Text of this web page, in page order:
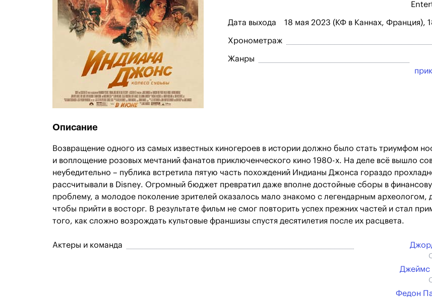
Дата выхода 18 мая 2023 (КФ в Каннах, Франция),
Хронометраж
Жанры
Описание
Возвращение одного из самых известных киногероев в истории должно было стать триумфом
и воплощение розовых мечтаний фанатов приключенческого кино 1980-х. На деле всё вышло
неубедительно – публика встретила пятую часть похождений Индианы Джонса гораздо
рассчитывали в Disney. Огромный бюджет превратил даже вполне достойные сборы в
проблему, а молодое поколение зрителей оказалось мало знакомо с легендарным археологом,
чтобы прийти в восторг. В результате фильм не смог повторить успех прежних частей и стал
того, как сложно возрождать культовые франшизы спустя десятилетия после их расцвета.
Актеры и команда
Джеймс
Федон